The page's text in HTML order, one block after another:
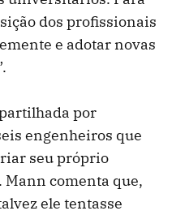
dos profissionais
e adotar novas
por
engenheiros que
seu próprio
Mann comenta que,
ele tentasse